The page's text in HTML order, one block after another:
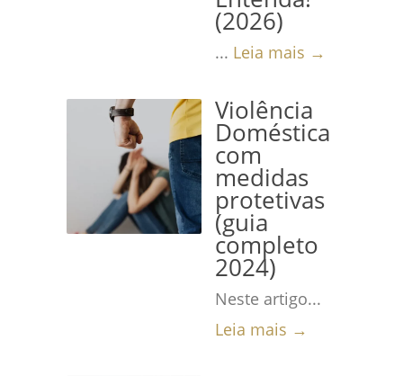
(2026)
... Leia mais →
Violência
Doméstica
com
medidas
protetivas
(guia
completo
2024)
Neste artigo...
Leia mais →